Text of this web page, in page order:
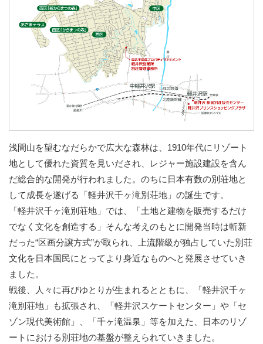
浅間山を望むなだらかで広大な森林は、1910年代にリゾート
地として優れた資質を見いだされ、レジャー施設建設を含ん
だ総合的な開発が行われました。のちに日本有数の別荘地と
して成長を遂げる「軽井沢千ヶ滝別荘地」の誕生です。
「軽井沢千ヶ滝別荘地」では、「土地と建物を販売するだけ
でなく文化を創造する」そんな考えのもとに開発当時は斬新
だった“区画分譲方式”が取られ、上流階級が独占していた別荘
文化を日本国民にとってより身近なものへと発展させていき
ました。
戦後、人々に再びゆとりが生まれるとともに、「軽井沢千ヶ
滝別荘地」も拡張され、「軽井沢スケートセンター」や「セ
ゾン現代美術館」、「千ヶ滝温泉」等を加えた、日本のリゾ
ートにおける別荘地の基盤が整えられていきました。